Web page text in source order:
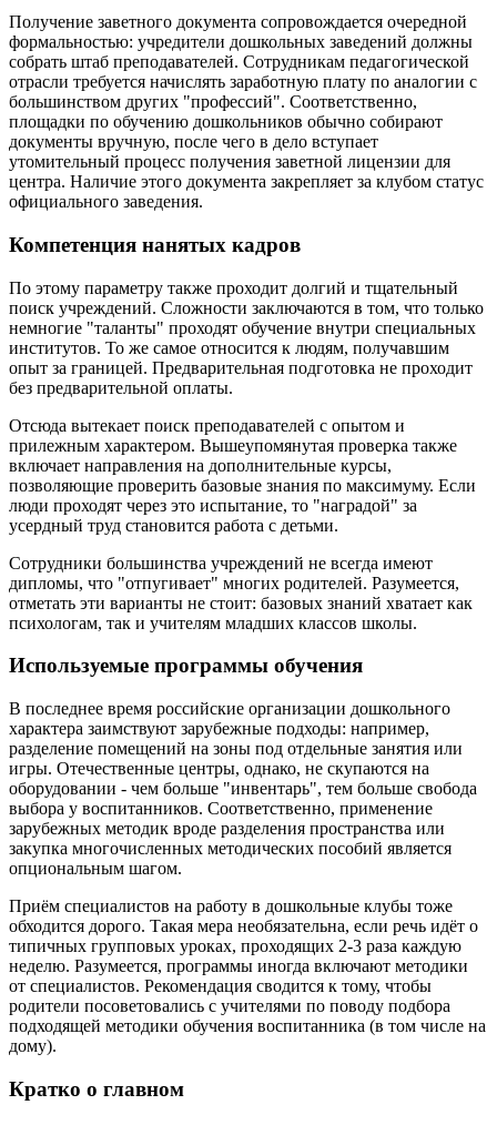
Получение заветного документа сопровождается очередной
формальностью: учредители дошкольных заведений должны
собрать штаб преподавателей. Сотрудникам педагогической
отрасли требуется начислять заработную плату по аналогии с
большинством других "профессий". Соответственно,
площадки по обучению дошкольников обычно собирают
документы вручную, после чего в дело вступает
утомительный процесс получения заветной лицензии для
центра. Наличие этого документа закрепляет за клубом статус
официального заведения.
Компетенция нанятых кадров
По этому параметру также проходит долгий и тщательный
поиск учреждений. Сложности заключаются в том, что только
немногие "таланты" проходят обучение внутри специальных
институтов. То же самое относится к людям, получавшим
опыт за границей. Предварительная подготовка не проходит
без предварительной оплаты.
Отсюда вытекает поиск преподавателей с опытом и
прилежным характером. Вышеупомянутая проверка также
включает направления на дополнительные курсы,
позволяющие проверить базовые знания по максимуму. Если
люди проходят через это испытание, то "наградой" за
усердный труд становится работа с детьми.
Сотрудники большинства учреждений не всегда имеют
дипломы, что "отпугивает" многих родителей. Разумеется,
отметать эти варианты не стоит: базовых знаний хватает как
психологам, так и учителям младших классов школы.
Используемые программы обучения
В последнее время российские организации дошкольного
характера заимствуют зарубежные подходы: например,
разделение помещений на зоны под отдельные занятия или
игры. Отечественные центры, однако, не скупаются на
оборудовании - чем больше "инвентарь", тем больше свобода
выбора у воспитанников. Соответственно, применение
зарубежных методик вроде разделения пространства или
закупка многочисленных методических пособий является
опциональным шагом.
Приём специалистов на работу в дошкольные клубы тоже
обходится дорого. Такая мера необязательна, если речь идёт о
типичных групповых уроках, проходящих 2-3 раза каждую
неделю. Разумеется, программы иногда включают методики
от специалистов. Рекомендация сводится к тому, чтобы
родители посоветовались с учителями по поводу подбора
подходящей методики обучения воспитанника (в том числе на
дому).
Кратко о главном